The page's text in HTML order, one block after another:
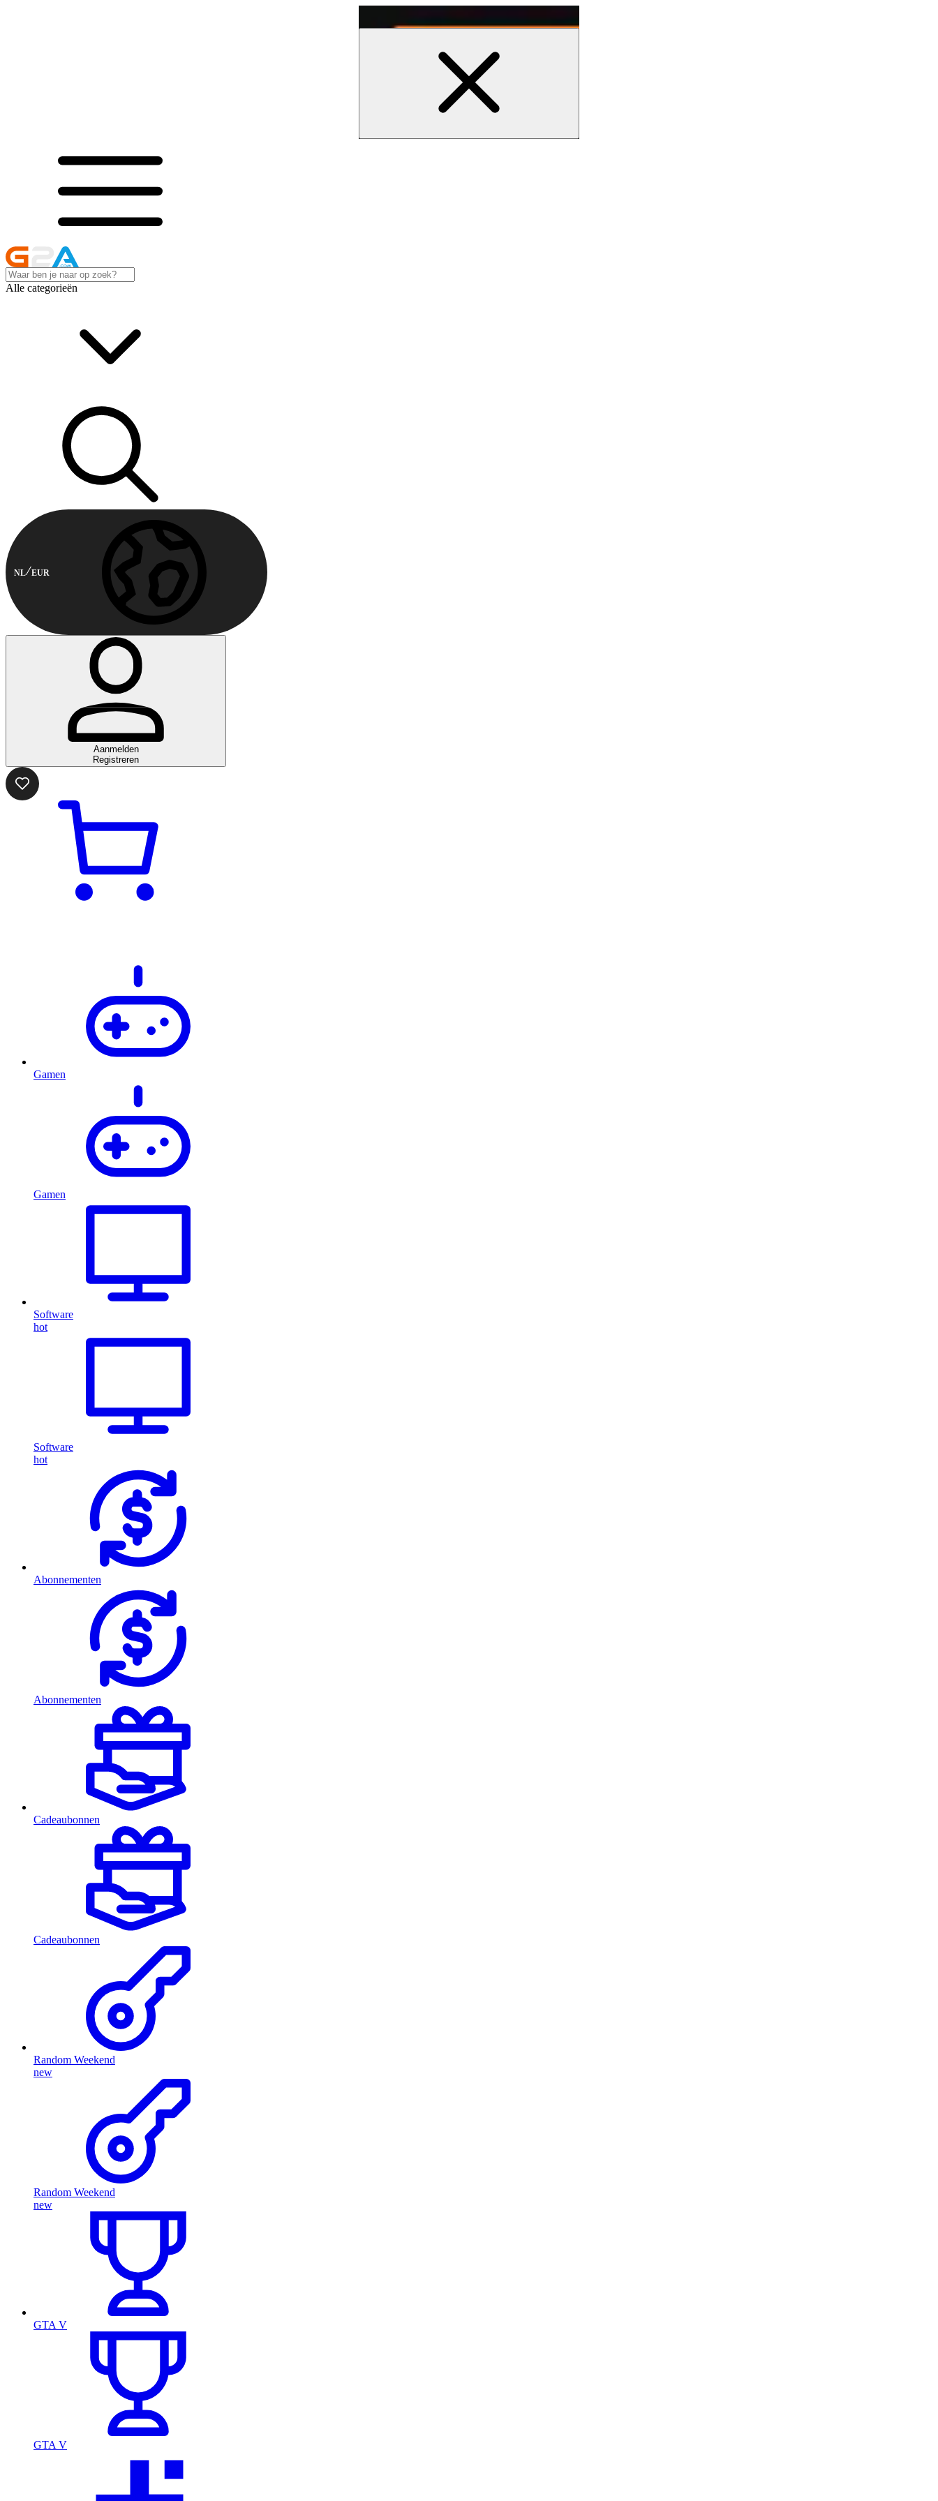
Alle categorieën
NL EUR
Aanmelden
Registreren
Gamen
Gamen
Software
hot
Software
hot
Abonnementen
Abonnementen
Cadeaubonnen
Cadeaubonnen
Random Weekend
new
Random Weekend
new
GTA V
GTA V